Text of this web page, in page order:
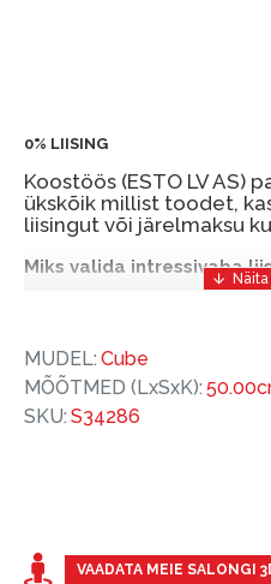
0% LIISING
Koostöös (ESTO LV AS)
ükskõik millist toodet,
liisingut või järelmaksu
Miks valida intressivaba
teil vajalikud tooted
hiljem tasuda.
ESTO-ga saate
eeliseid ilma esimese
Näide: Toote hind
esimene sissemakse:
VAADATA MEIE SALONGI
MUDEL: Cube
MÕÕTMED (LxSxK):
SKU: S34286